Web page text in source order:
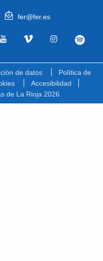
fer@fer.es
de datos
Política de
Accesibilidad
de La Rioja 2026